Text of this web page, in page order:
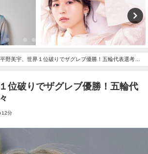
平野美宇、世界１位破りでザグレブ優勝！五輪代表選考に
位破りでザグレブ優勝！五輪代
12分